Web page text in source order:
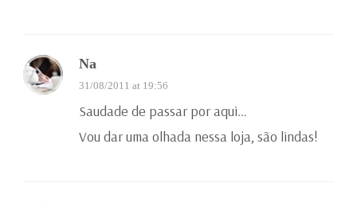
Na
31/08/2011 at 19:56
Saudade de passar por aqui…
Vou dar uma olhada nessa loja, são lindas!